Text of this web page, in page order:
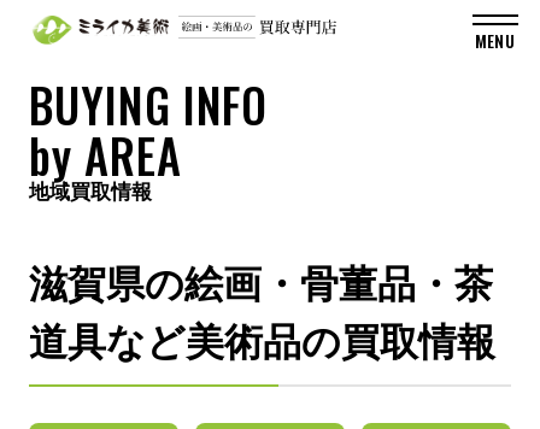
BUYING INFO
by AREA
地域買取情報
滋賀県の絵画・骨董品・茶
道具など美術品の買取情報